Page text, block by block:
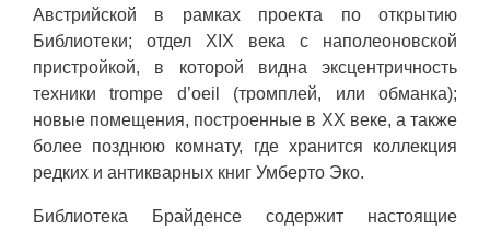
Австрийской в рамках проекта по открытию
Библиотеки; отдел XIX века с наполеоновской
пристройкой, в которой видна эксцентричность
техники trompe d’oeil (тромплей, или обманка);
новые помещения, построенные в XX веке, а также
более позднюю комнату, где хранится коллекция
редких и антикварных книг Умберто Эко.
Библиотека Брайденсе содержит настоящие